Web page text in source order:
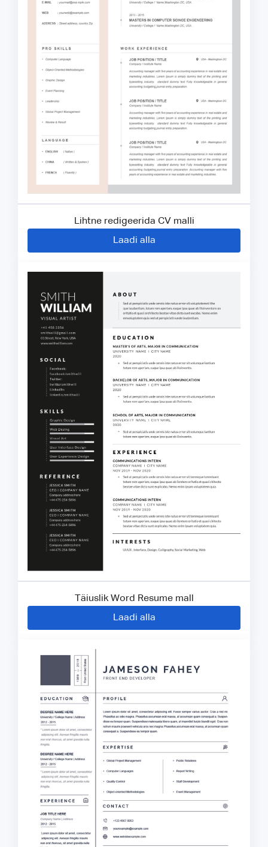
Lihtne redigeerida CV malli
Laadi alla
Täiuslik Word Resume mall
Laadi alla